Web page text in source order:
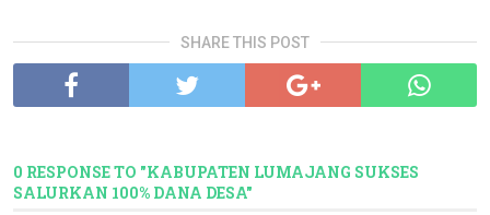
SHARE THIS POST
0 RESPONSE TO "KABUPATEN LUMAJANG SUKSES
SALURKAN 100% DANA DESA"